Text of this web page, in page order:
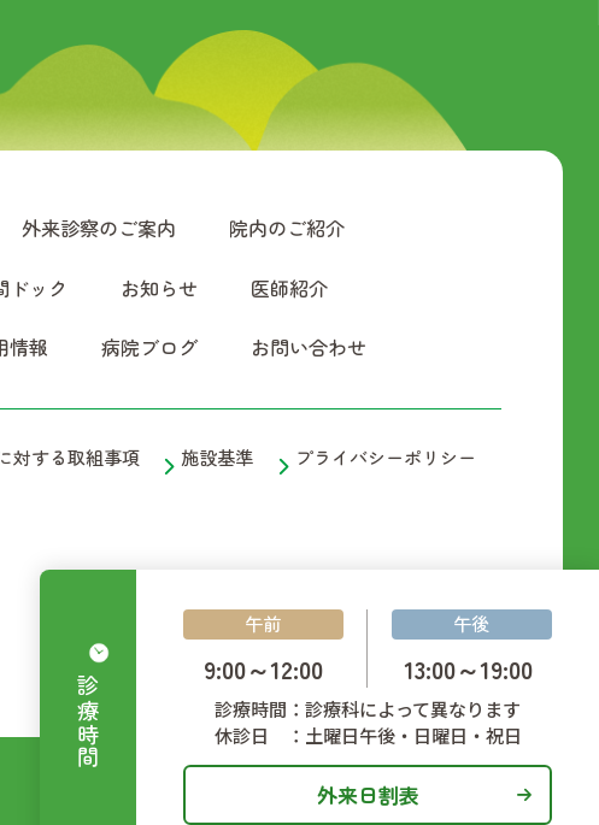
診療時間
午前
9:00～12:00
午後
13:00～19:00
診療時間：診療科によって異なります
休診日 ：土曜日午後・日曜日・祝日
外来日割表
外来診察のご案内 院内のご紹介
ドック お知らせ 医師紹介
情報 病院ブログ お問い合わせ
対する取組事項 施設基準
プライバシーポリシー